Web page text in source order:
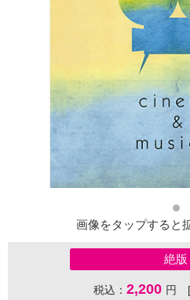
画像をタップすると
絶版
税込： 2,200 円 [